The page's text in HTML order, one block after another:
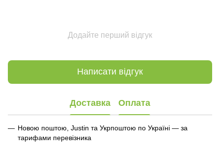
Додайте перший відгук
Написати відгук
Доставка Оплата
Новою поштою, Justin та Укрпоштою по Україні — за
тарифами перевізника